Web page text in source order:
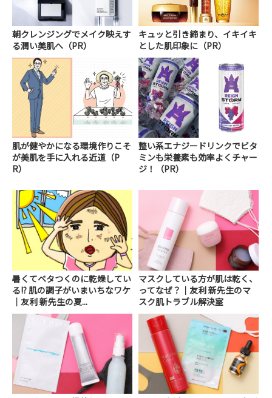
朝クレンジングでメイク映えす
る潤い美肌へ（PR）
キュッと引き締まり、イキイキ
とした肌印象に（PR）
肌が健やかになる環境作りこそ
が美肌を手に入れる近道（P
R）
整い系エナジードリンクでビタ
ミンも栄養素も効率よくチャー
ジ！（PR）
暑くてベタつくのに乾燥してい
る!? 肌の調子がいまいちなワケ
｜友利 新先生の夏...
マスクしている方が肌は乾く、
ってなぜ？｜友利 新先生のマ
スク肌トラブル解決室